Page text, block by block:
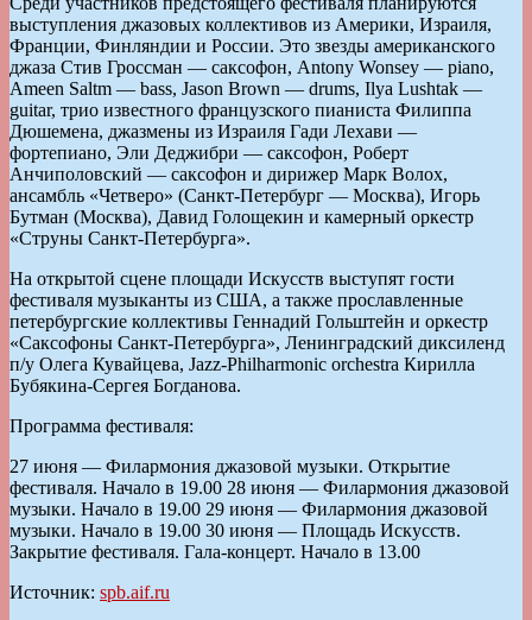
выступления джазовых коллективов из Америки, Израиля,
Франции, Финляндии и России. Это звезды американского
джаза Стив Гроссман — саксофон, Antony Wonsey — piano,
Ameen Saltm — bass, Jason Brown — drums, Ilya Lushtak —
guitar, трио известного французского пианиста Филиппа
Дюшемена, джазмены из Израиля Гади Лехави —
фортепиано, Эли Деджибри — саксофон, Роберт
Анчиполовский — саксофон и дирижер Марк Волох,
ансамбль «Четверо» (Санкт-Петербург — Москва), Игорь
Бутман (Москва), Давид Голощекин и камерный оркестр
«Струны Санкт-Петербурга».
На открытой сцене площади Искусств выступят гости
фестиваля музыканты из США, а также прославленные
петербургские коллективы Геннадий Гольштейн и оркестр
«Саксофоны Санкт-Петербурга», Ленинградский диксиленд
п/у Олега Кувайцева, Jazz-Philharmonic orchestra Кирилла
Бубякина-Сергея Богданова.
Программа фестиваля:
27 июня — Филармония джазовой музыки. Открытие
фестиваля. Начало в 19.00 28 июня — Филармония джазовой
музыки. Начало в 19.00 29 июня — Филармония джазовой
музыки. Начало в 19.00 30 июня — Площадь Искусств.
Закрытие фестиваля. Гала-концерт. Начало в 13.00
Источник: spb.aif.ru